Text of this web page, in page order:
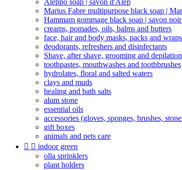
Aleppo soap | savon d'Alep
Marius Fabre multipurpose black soap |
Hammam gommage black soap | savon
creams, pomades, oils, balms and butters
face, hair and body masks, packs and wraps
deodorants, refreshers and disinfectants
Shave, after shave, grooming and depilation
toothpastes, mouthwashes and toothbrushes
hydrolates, floral and salted waters
clays and muds
healing and bath salts
alum stone
essential oils
accessories (gloves, sponges, brushes,
gift boxes
animals and pets care
  indoor green
olla sprinklers
plant holders